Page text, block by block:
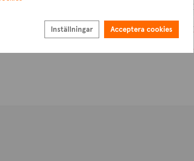
Inställningar Acceptera cookies